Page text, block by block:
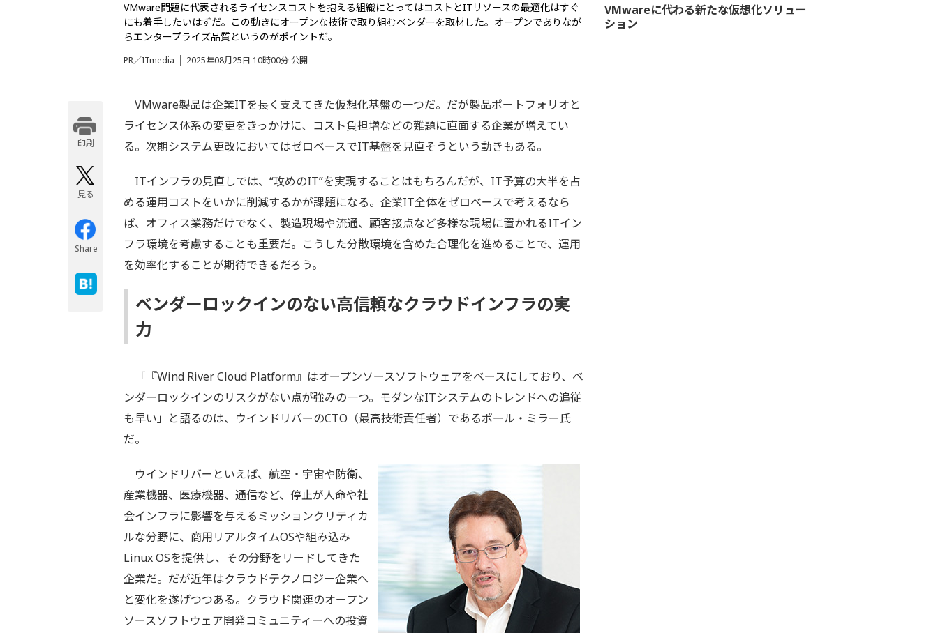
VMware問題に代表されるライセンスコストを抱える組織にとってはコストとITリソースの最適化はすぐ
にも着手したいはずだ。この動きにオープンな技術で取り組むベンダーを取材した。オープンでありなが
らエンタープライズ品質というのがポイントだ。
PR／ITmedia 2025年08月25日 10時00分 公開
印刷
見る
Share
VMware製品は企業ITを長く支えてきた仮想化基盤の一つだ。だが製品ポートフォリオと
ライセンス体系の変更をきっかけに、コスト負担増などの難題に直面する企業が増えてい
る。次期システム更改においてはゼロベースでIT基盤を見直そうという動きもある。
ITインフラの見直しでは、“攻めのIT”を実現することはもちろんだが、IT予算の大半を占
める運用コストをいかに削減するかが課題になる。企業IT全体をゼロベースで考えるなら
ば、オフィス業務だけでなく、製造現場や流通、顧客接点など多様な現場に置かれるITイン
フラ環境を考慮することも重要だ。こうした分散環境を含めた合理化を進めることで、運用
を効率化することが期待できるだろう。
ベンダーロックインのない高信頼なクラウドインフラの実
力
「『Wind River Cloud Platform』はオープンソースソフトウェアをベースにしており、ベ
ンダーロックインのリスクがない点が強みの一つ。モダンなITシステムのトレンドへの追従
も早い」と語るのは、ウインドリバーのCTO（最高技術責任者）であるポール・ミラー氏
だ。
ウインドリバーといえば、航空・宇宙や防衛、
産業機器、医療機器、通信など、停止が人命や社
会インフラに影響を与えるミッションクリティカ
ルな分野に、商用リアルタイムOSや組み込み
Linux OSを提供し、その分野をリードしてきた
企業だ。だが近年はクラウドテクノロジー企業へ
と変化を遂げつつある。クラウド関連のオープン
ソースソフトウェア開発コミュニティーへの投資
VMwareに代わる新たな仮想化ソリュー
ション